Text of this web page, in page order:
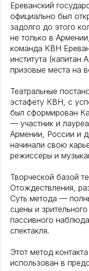
Ереванский
официально был
задолго до этого
не только в
команда КВН
института (капитан
призовые места на
Театральные
эстафету КВН, с
был сформирован
— участник и
Армении, России и
начинали свою
режиссёры и
Творческой базой
Отождествления,
Суть метода —
сцены и
пассивного
спектакля.
Этот метод
использован в